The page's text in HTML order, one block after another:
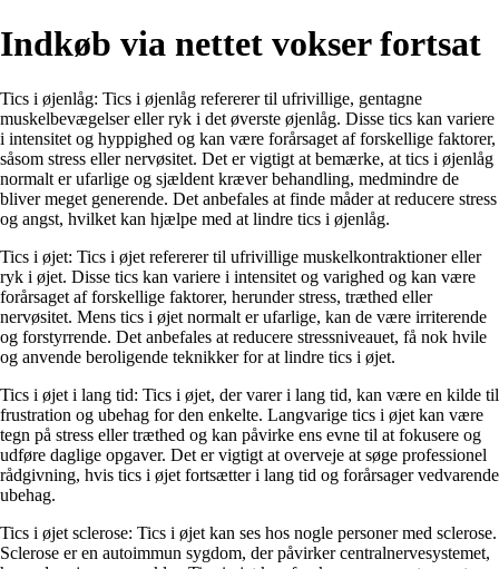
Indkøb via nettet vokser fortsat
Tics i øjenlåg: Tics i øjenlåg refererer til ufrivillige, gentagne
muskelbevægelser eller ryk i det øverste øjenlåg. Disse tics kan variere
i intensitet og hyppighed og kan være forårsaget af forskellige faktorer,
såsom stress eller nervøsitet. Det er vigtigt at bemærke, at tics i øjenlåg
normalt er ufarlige og sjældent kræver behandling, medmindre de
bliver meget generende. Det anbefales at finde måder at reducere stress
og angst, hvilket kan hjælpe med at lindre tics i øjenlåg.
Tics i øjet: Tics i øjet refererer til ufrivillige muskelkontraktioner eller
ryk i øjet. Disse tics kan variere i intensitet og varighed og kan være
forårsaget af forskellige faktorer, herunder stress, træthed eller
nervøsitet. Mens tics i øjet normalt er ufarlige, kan de være irriterende
og forstyrrende. Det anbefales at reducere stressniveauet, få nok hvile
og anvende beroligende teknikker for at lindre tics i øjet.
Tics i øjet i lang tid: Tics i øjet, der varer i lang tid, kan være en kilde til
frustration og ubehag for den enkelte. Langvarige tics i øjet kan være
tegn på stress eller træthed og kan påvirke ens evne til at fokusere og
udføre daglige opgaver. Det er vigtigt at overveje at søge professionel
rådgivning, hvis tics i øjet fortsætter i lang tid og forårsager vedvarende
ubehag.
Tics i øjet sclerose: Tics i øjet kan ses hos nogle personer med sclerose.
Sclerose er en autoimmun sygdom, der påvirker centralnervesystemet,